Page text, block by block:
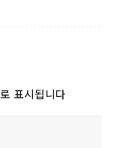
로 표시됩니다